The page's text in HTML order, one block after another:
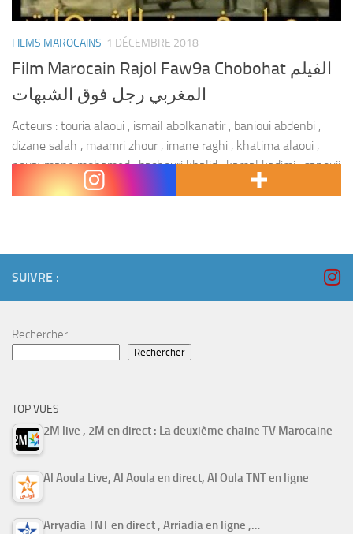
FILMS MAROCAINS 1 DÉCEMBRE 2018
Film Marocain Rajol Faw9a Chobohat الفيلم
المغربي رجل فوق الشبهات
Acteurs : touria alaoui , ismail abolkanatir , banioui abdenbi ,
dizane salah , maamri zhour , imane raghi , khatima alaoui ,
nouaymane mohamed , bachouri khalid , kamal kadimi , sanouji
abdelouahd...
SUIVRE :
Rechercher
Rechercher
TOP VUES
2M live , 2M en direct : La deuxième chaine TV Marocaine
Al Aoula Live, Al Aoula en direct, Al Oula TNT en ligne
Arryadia TNT en direct , Arriadia en ligne ,…